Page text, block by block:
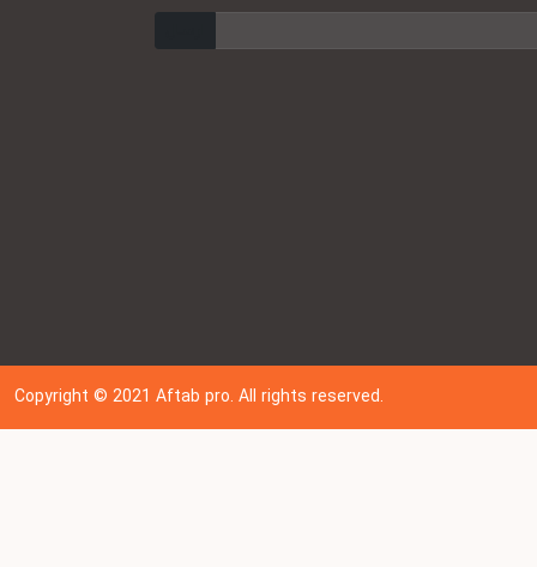
Copyright © 202 1Aftab pro. All rights reserved.